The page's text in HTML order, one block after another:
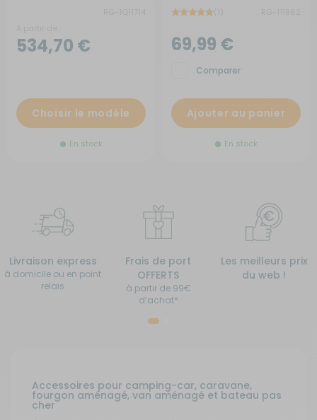
534,70 €
Choisir le modèle
En stock
69,99 €
Comparer
Ajouter au panier
En stock
Livraison express
à domicile ou en point
relais
Frais de port
OFFERTS
à partir de 99€
d’achat*
Les meilleurs prix
du web !
Accessoires pour camping-car, caravane,
fourgon aménagé, van aménagé et bateau pas
cher